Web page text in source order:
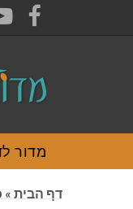
מדור
דף הבית »